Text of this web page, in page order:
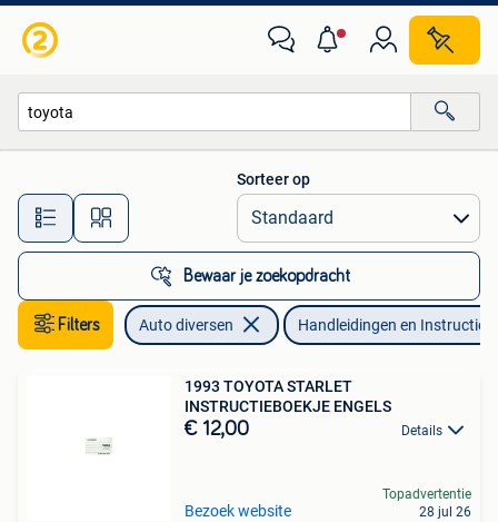
Alle afstanden…
Sorteer op
Bewaar je zoekopdracht
Filters Auto diversen Handleidingen en
1993 TOYOTA STARLET
INSTRUCTIEBOEKJE ENGELS
€ 12,00 Details
Bezoek website
Topadvertentie
28 jul 26